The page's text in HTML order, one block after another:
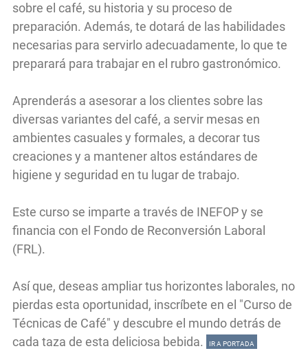
sobre el café, su historia y su proceso de
preparación. Además, te dotará de las habilidades
necesarias para servirlo adecuadamente, lo que te
preparará para trabajar en el rubro gastronómico.
Aprenderás a asesorar a los clientes sobre las
diversas variantes del café, a servir mesas en
ambientes casuales y formales, a decorar tus
creaciones y a mantener altos estándares de
higiene y seguridad en tu lugar de trabajo.
Este curso se imparte a través de INEFOP y se
financia con el Fondo de Reconversión Laboral
(FRL).
Así que, deseas ampliar tus horizontes laborales, no
pierdas esta oportunidad, inscríbete en el "Curso de
Técnicas de Café" y descubre el mundo detrás de
cada taza de esta deliciosa bebida.
IR A PORTADA